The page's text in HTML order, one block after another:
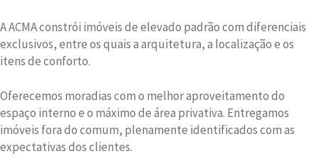
A ACMA constrói imóveis de elevado padrão com diferenciais
exclusivos, entre os quais a arquitetura, a localização e os
itens de conforto.
Oferecemos moradias com o melhor aproveitamento do
espaço interno e o máximo de área privativa. Entregamos
imóveis fora do comum, plenamente identificados com as
expectativas dos clientes.